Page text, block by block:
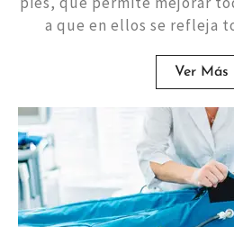
a que en ellos se refleja
Ver Más